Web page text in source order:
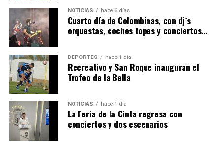
4º DÍA DE LAS FIESTAS COLOMBINAS 2026
hace 6 días Huelvatv
SEXTA CORRIDA DE LAS FIESTAS COLOMBINAS
2026
NOTICIAS hace 6 días
Cuarto día de Colombinas, con dj´s
orquestas, coches topes y conciertos…
DEPORTES hace 1 día
Recreativo y San Roque inauguran el
Trofeo de la Bella
NOTICIAS hace 1 día
La Feria de la Cinta regresa con
conciertos y dos escenarios